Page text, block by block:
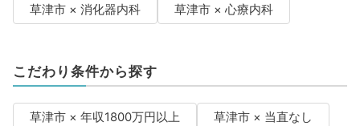
草津市 × 消化器内科
草津市 × 心療内科
こだわり条件から探す
草津市 × 年収1800万円以上
草津市 × 当直なし